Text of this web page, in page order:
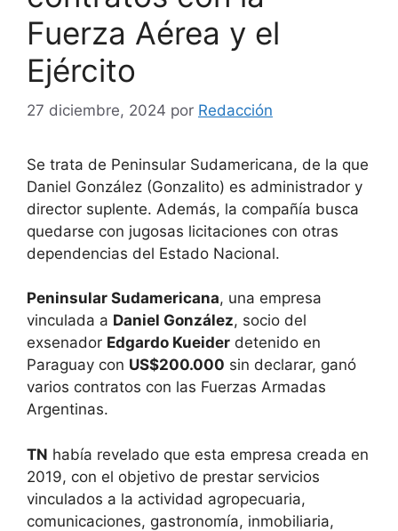
Fuerza Aérea y el
Ejército
27 diciembre, 2024 por Redacción
Se trata de Peninsular Sudamericana, de la que
Daniel González (Gonzalito) es administrador y
director suplente. Además, la compañía busca
quedarse con jugosas licitaciones con otras
dependencias del Estado Nacional.
Peninsular Sudamericana, una empresa
vinculada a Daniel González, socio del
exsenador Edgardo Kueider detenido en
Paraguay con US$200.000 sin declarar, ganó
varios contratos con las Fuerzas Armadas
Argentinas.
TN había revelado que esta empresa creada en
2019, con el objetivo de prestar servicios
vinculados a la actividad agropecuaria,
comunicaciones, gastronomía, inmobiliaria,